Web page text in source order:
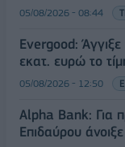
05/08/2026 - 08:44
Evergood:
εκατ. ευρώ το
05/08/2026 - 12:50
Alpha Bank: Για
Επιδαύρου